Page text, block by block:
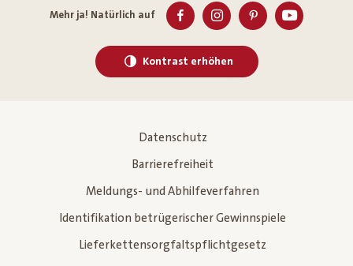
Mehr ja! Natürlich auf
Kontrast erhöhen
Datenschutz
Barrierefreiheit
Meldungs- und Abhilfeverfahren
Identifikation betrügerischer Gewinnspiele
Lieferkettensorgfaltspflichtgesetz